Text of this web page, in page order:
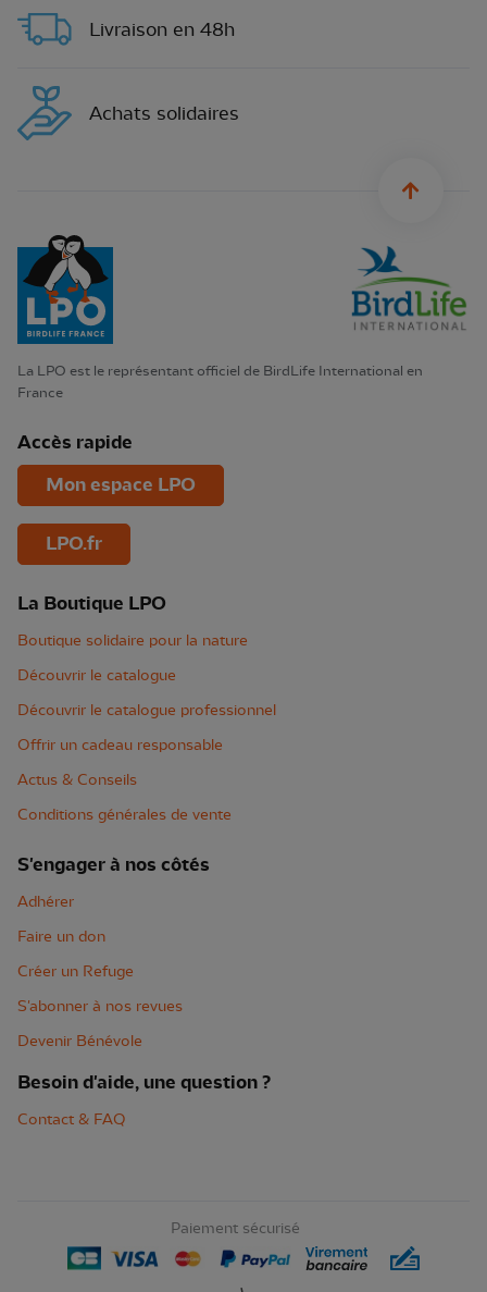
Livraison en 48h
Achats solidaires
La LPO est le représentant officiel de BirdLife International en
France
Accès rapide
Mon espace LPO
LPO.fr
La Boutique LPO
Boutique solidaire pour la nature
Découvrir le catalogue
Découvrir le catalogue professionnel
Offrir un cadeau responsable
Actus & Conseils
Conditions générales de vente
S'engager à nos côtés
Adhérer
Faire un don
Créer un Refuge
S'abonner à nos revues
Devenir Bénévole
Besoin d'aide, une question ?
Contact & FAQ
Paiement sécurisé